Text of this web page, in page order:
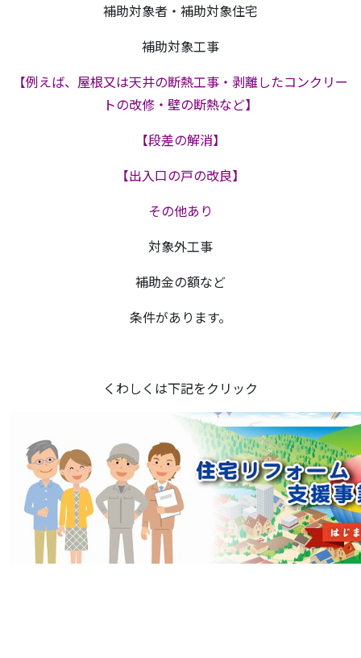
補助対象者・補助対象住宅
補助対象工事
【例えば、屋根又は天井の断熱工事・剥離したコンクリー
トの改修・壁の断熱など】
【段差の解消】
【出入口の戸の改良】
その他あり
対象外工事
補助金の額など
条件があります。
くわしくは下記をクリック